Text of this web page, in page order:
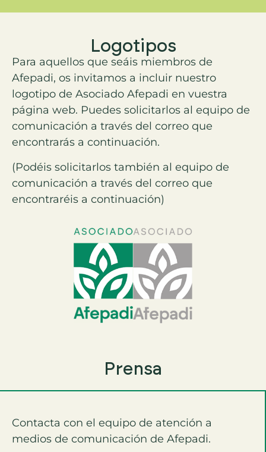
Logotipos
Para aquellos que seáis miembros de
Afepadi, os invitamos a incluir nuestro
logotipo de Asociado Afepadi en vuestra
página web. Puedes solicitarlos al equipo de
comunicación a través del correo que
encontrarás a continuación.
(Podéis solicitarlos también al equipo de
comunicación a través del correo que
encontraréis a continuación)
Prensa
Contacta con el equipo de atención a
medios de comunicación de Afepadi.